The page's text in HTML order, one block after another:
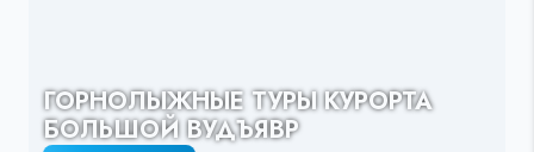
ГОРНОЛЫЖНЫЕ ТУРЫ КУРОРТА
БОЛЬШОЙ ВУДЪЯВР